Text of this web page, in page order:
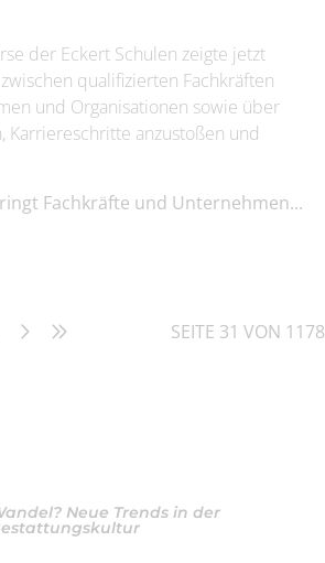
der Eckert Schulen zeigte jetzt
qualifizierten Fachkräften
und Organisationen sowie über
Karriereschritte anzustoßen und
Fachkräfte und Unternehmen...
SEITE 31 VON 1178
Neue Trends in der